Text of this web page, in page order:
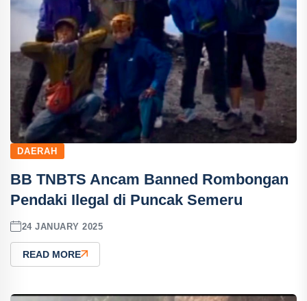
DAERAH
BB TNBTS Ancam Banned Rombongan
Pendaki Ilegal di Puncak Semeru
24 JANUARY 2025
READ MORE